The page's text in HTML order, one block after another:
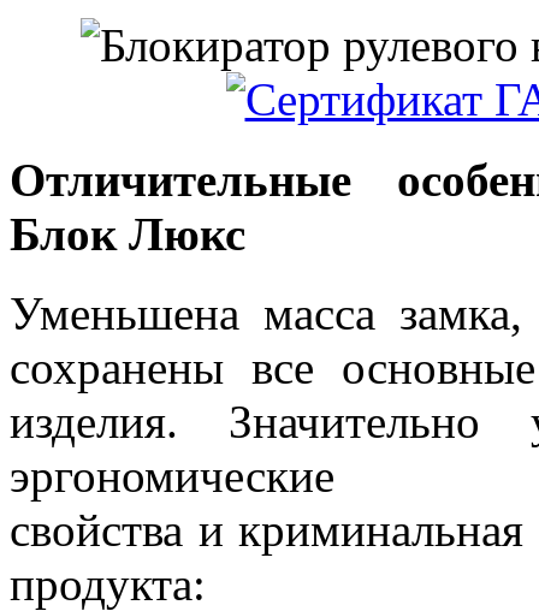
Отличительные
Блок Люкс
Уменьшена масса
сохранены все
изделия. Значительно
эргономические
свойства и криминальная
продукта: